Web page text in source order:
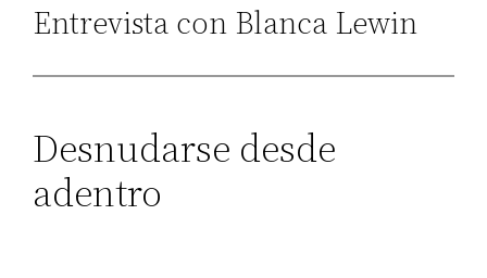
Entrevista con Blanca Lewin
Desnudarse desde
adentro